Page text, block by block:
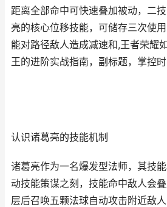
距离全部命中可快速叠加被动，二
亮的核心位移技能，可储存三次使
能对路径敌人造成减速和,王者荣耀
王的进阶实战指南，副标题，掌控
认识诸葛亮的技能机制
诸葛亮作为一名爆发型法师，其技
动技能策谋之刻，技能命中敌人会
层后召唤五颗法球自动攻击附近敌